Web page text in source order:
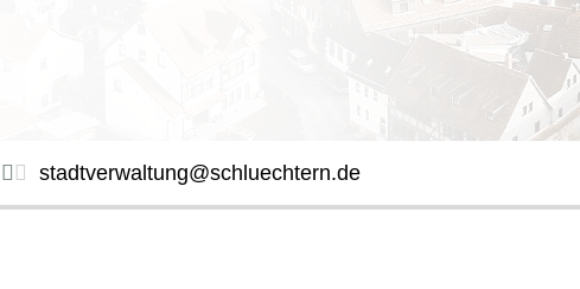
stadtverwaltung@schluechtern.de